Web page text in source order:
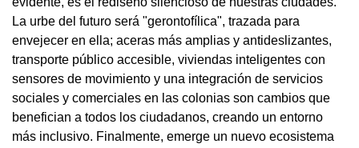
La urbe del futuro será "gerontofílica", trazada para
envejecer en ella; aceras más amplias y antideslizantes,
transporte público accesible, viviendas inteligentes con
sensores de movimiento y una integración de servicios
sociales y comerciales en las colonias son cambios que
benefician a todos los ciudadanos, creando un entorno
más inclusivo. Finalmente, emerge un nuevo ecosistema